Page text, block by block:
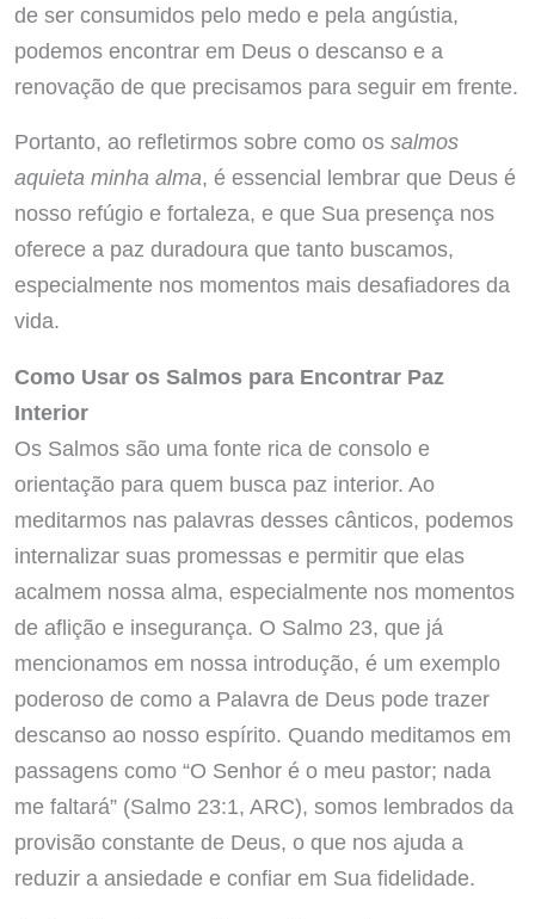
de ser consumidos pelo medo e pela angústia,
podemos encontrar em Deus o descanso e a
renovação de que precisamos para seguir em frente.
Portanto, ao refletirmos sobre como os salmos
aquieta minha alma, é essencial lembrar que Deus é
nosso refúgio e fortaleza, e que Sua presença nos
oferece a paz duradoura que tanto buscamos,
especialmente nos momentos mais desafiadores da
vida.
Como Usar os Salmos para Encontrar Paz
Interior
Os Salmos são uma fonte rica de consolo e
orientação para quem busca paz interior. Ao
meditarmos nas palavras desses cânticos, podemos
internalizar suas promessas e permitir que elas
acalmem nossa alma, especialmente nos momentos
de aflição e insegurança. O Salmo 23, que já
mencionamos em nossa introdução, é um exemplo
poderoso de como a Palavra de Deus pode trazer
descanso ao nosso espírito. Quando meditamos em
passagens como “O Senhor é o meu pastor; nada
me faltará” (Salmo 23:1, ARC), somos lembrados da
provisão constante de Deus, o que nos ajuda a
reduzir a ansiedade e confiar em Sua fidelidade.